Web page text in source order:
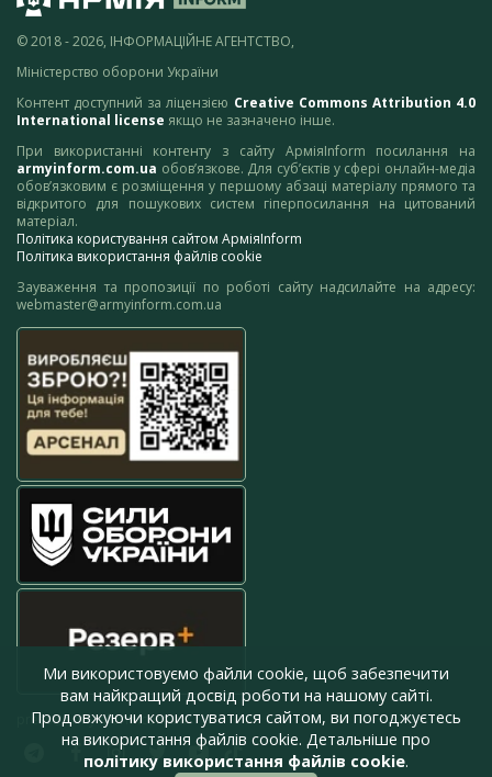
© 2018 - 2026, ІНФОРМАЦІЙНЕ АГЕНТСТВО,
Міністерство оборони України
Контент доступний за ліцензією Creative Commons Attribution 4.0
International license якщо не зазначено інше.
При використанні контенту з сайту АрміяInform посилання на
armyinform.com.ua обов’язкове. Для суб’єктів у сфері онлайн-медіа
обов’язковим є розміщення у першому абзаці матеріалу прямого та
відкритого для пошукових систем гіперпосилання на цитований
матеріал.
Політика користування сайтом АрміяInform
Політика використання файлів cookie
Зауваження та пропозиції по роботі сайту надсилайте на адресу:
webmaster@armyinform.com.ua
press@armyinform.com.ua
Ми використовуємо файли cookie, щоб забезпечити
вам найкращий досвід роботи на нашому сайті.
Продовжуючи користуватися сайтом, ви погоджуєтесь
на використання файлів cookie. Детальніше про
політику використання файлів cookie.